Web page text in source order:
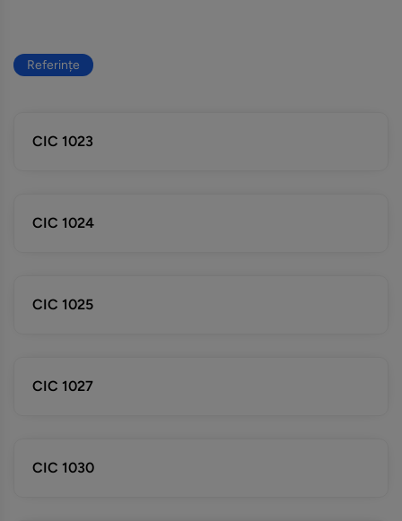
Referințe
CIC 1023
CIC 1024
CIC 1025
CIC 1027
CIC 1030